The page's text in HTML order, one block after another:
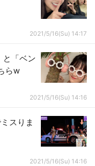
2021/5/16(Su) 14:17
と「ベン
らw
2021/5/16(Su) 14:16
スりま
2021/5/16(Su) 14:16